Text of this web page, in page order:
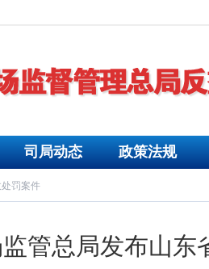
司局动态 政策法规
罚案件
管总局发布山东